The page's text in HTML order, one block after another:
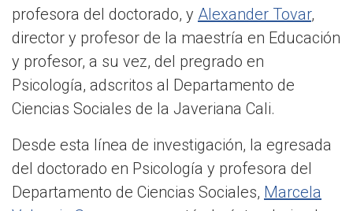
profesora del doctorado, y Alexander Tovar,
director y profesor de la maestría en Educación
y profesor, a su vez, del pregrado en
Psicología, adscritos al Departamento de
Ciencias Sociales de la Javeriana Cali.
Desde esta línea de investigación, la egresada
del doctorado en Psicología y profesora del
Departamento de Ciencias Sociales, Marcela